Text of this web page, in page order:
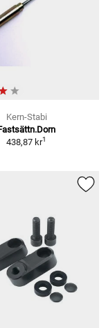
Kern-Stabi
438,87 kr1